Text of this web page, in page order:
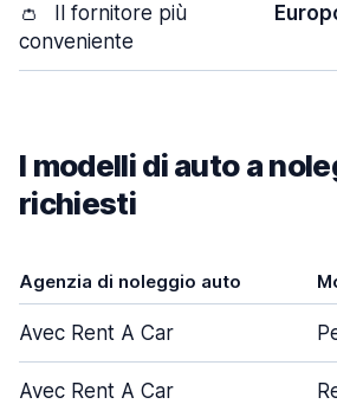
👛
Il fornitore più
conveniente
I modelli di auto a
richiesti
Agenzia di noleggio auto
Avec Rent A Car
Avec Rent A Car